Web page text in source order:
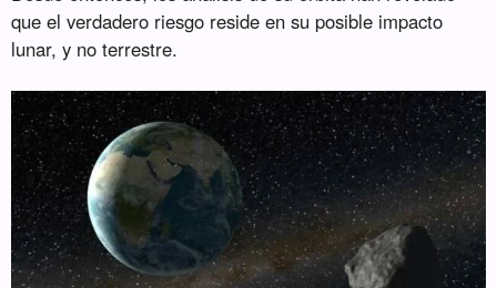
que el verdadero riesgo reside en su posible impacto
lunar, y no terrestre.